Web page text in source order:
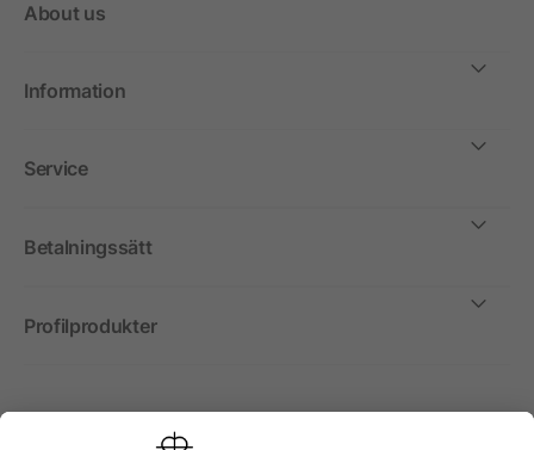
About us
Information
Service
Betalningssätt
Profilprodukter
Internationellt